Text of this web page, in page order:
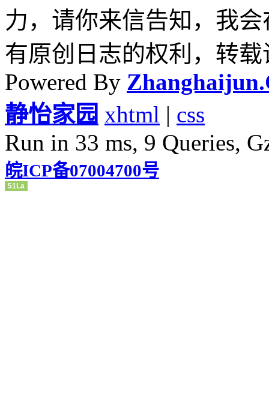
力，请你来信告知，我
有原创日志的权利，转
Powered By
静怡家园 xhtml | css
Run in 33 ms, 9 Queries,
皖ICP备07004700号
51La